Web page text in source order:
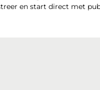
en start direct met